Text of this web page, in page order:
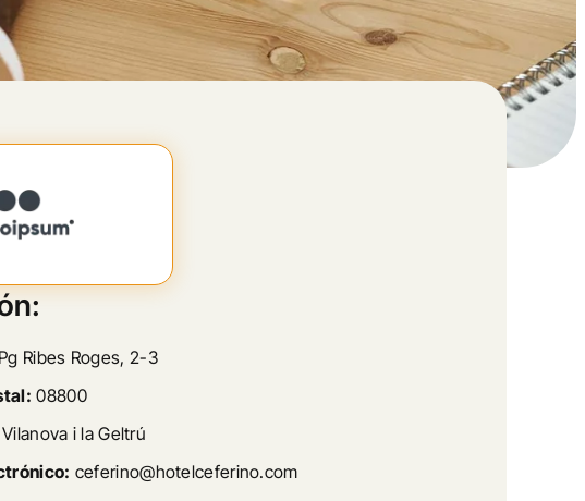
Pg Ribes Roges, 2-3
08800
Vilanova i la Geltrú
ceferino@hotelceferino.com